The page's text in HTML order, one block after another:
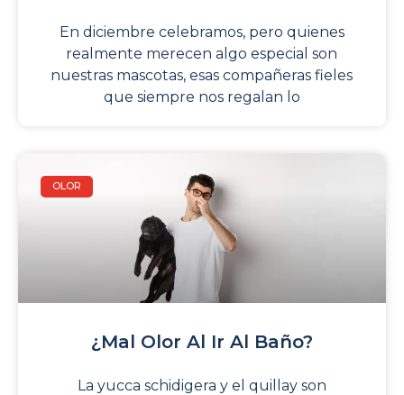
En diciembre celebramos, pero quienes
realmente merecen algo especial son
nuestras mascotas, esas compañeras fieles
que siempre nos regalan lo
OLOR
¿Mal Olor Al Ir Al Baño?
La yucca schidigera y el quillay son